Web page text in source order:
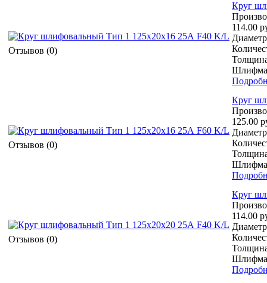
Отзывов (0)
Круг
114.00
Отзывов (0)
Круг
125.00
Отзывов (0)
Круг
114.00